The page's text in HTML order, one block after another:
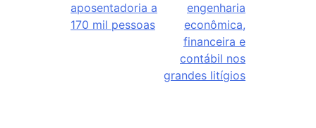
aposentadoria a
170 mil pessoas
engenharia
econômica,
financeira e
contábil nos
grandes litígios